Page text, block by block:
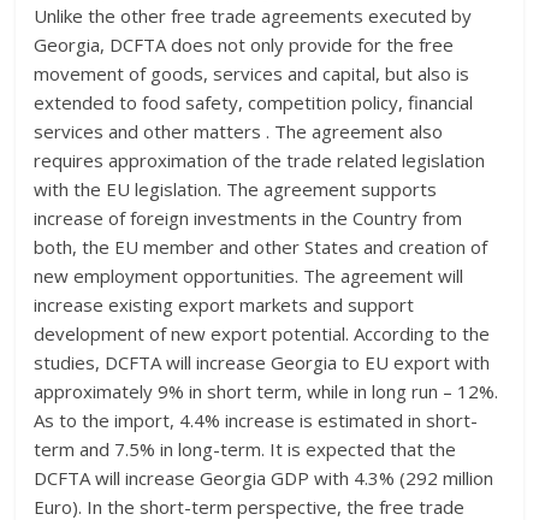
Unlike the other free trade agreements executed by
Georgia, DCFTA does not only provide for the free
movement of goods, services and capital, but also is
extended to food safety, competition policy, financial
services and other matters . The agreement also
requires approximation of the trade related legislation
with the EU legislation. The agreement supports
increase of foreign investments in the Country from
both, the EU member and other States and creation of
new employment opportunities. The agreement will
increase existing export markets and support
development of new export potential. According to the
studies, DCFTA will increase Georgia to EU export with
approximately 9% in short term, while in long run – 12%.
As to the import, 4.4% increase is estimated in short-
term and 7.5% in long-term. It is expected that the
DCFTA will increase Georgia GDP with 4.3% (292 million
Euro). In the short-term perspective, the free trade